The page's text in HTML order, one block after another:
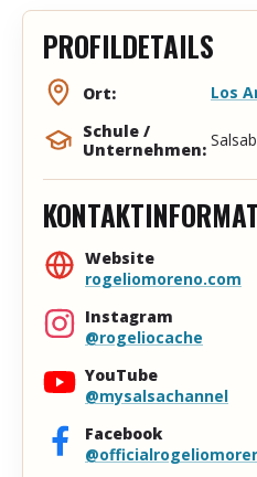
PROFILDETAILS
Ort:
Los
Schule /
Unternehmen:
Website
rogeliomoreno.com
Instagram
@rogeliocache
YouTube
@mysalsachannel
Facebook